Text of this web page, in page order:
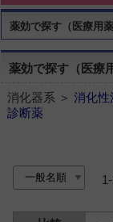
薬効で探す（医療用薬
薬効で探す（医
消化器系 ＞ 消化性
診断薬